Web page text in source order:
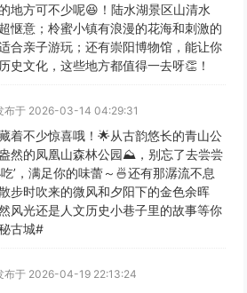
地方可不少呢😆！陆水湖景区山清水
惬意；柃蜜小镇有浪漫的花海和刺激的
合亲子游玩；还有崇阳博物馆，能让你
史文化，这些地方都值得一去呀👏！
布于 2026-03-14 04:29:31
着不少惊喜哦！🌟从古韵悠长的青山公
然的凤凰山森林公园⛰️，别忘了去尝尝
’，满足你的味蕾～🍜还有那潺流不息
步时吹来的微风和夕阳下的金色余晖
风光还是人文历史小巷子里的故事等你
古城#
布于 2026-04-19 22:13:24